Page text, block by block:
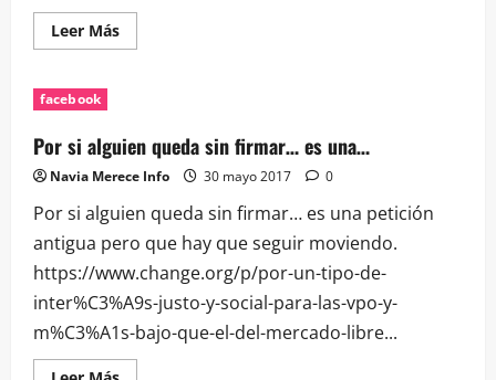
Leer MásLeer
más
en
el
entorno
de…
facebook
Por si alguien queda sin firmar… es una…
Navia Merece Info 30 mayo 2017 0
Por si alguien queda sin firmar… es una petición
antigua pero que hay que seguir moviendo.
https://www.change.org/p/por-un-tipo-de-
inter%C3%A9s-justo-y-social-para-las-vpo-y-
m%C3%A1s-bajo-que-el-del-mercado-libre...
Leer